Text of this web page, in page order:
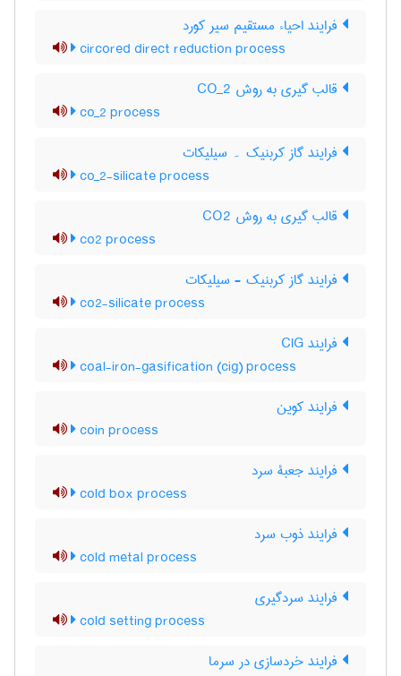
فرایند احیاء مستقیم سیر کورد
circored direct reduction process
قالب گیری به روش CO_2
co_2 process
فرایند گاز کربنیک ۔ سیلیکات
co_2-silicate process
قالب گیری به روش CO2
co2 process
فرایند گاز کربنیک - سیلیکات
co2-silicate process
فرایند CIG
coal-iron-gasification (cig) process
فرایند کوین
coin process
فرایند جعبۀ سرد
cold box process
فرایند ذوب سرد
cold metal process
فرایند سردگیری
cold setting process
فرایند خردسازی در سرما